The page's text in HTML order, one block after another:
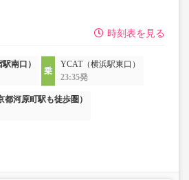
時刻表を見る
南口）
YCAT（横浜駅東口）
23:35発
都河原町駅も徒歩圏）